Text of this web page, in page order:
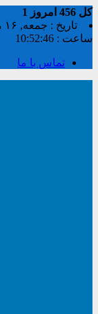
کل امروز
1
تاریخ : جمعه, ۱۶ مرداد , ۱۴۰۵
ساعت : 10:52:47
تماس با ما